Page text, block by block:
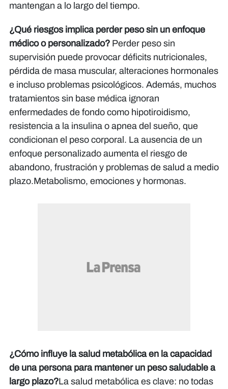
mantengan a lo largo del tiempo.
¿Qué riesgos implica perder peso sin un enfoque
médico o personalizado? Perder peso sin
supervisión puede provocar déficits nutricionales,
pérdida de masa muscular, alteraciones hormonales
e incluso problemas psicológicos. Además, muchos
tratamientos sin base médica ignoran
enfermedades de fondo como hipotiroidismo,
resistencia a la insulina o apnea del sueño, que
condicionan el peso corporal. La ausencia de un
enfoque personalizado aumenta el riesgo de
abandono, frustración y problemas de salud a medio
plazo.Metabolismo, emociones y hormonas.
¿Cómo influye la salud metabólica en la capacidad
de una persona para mantener un peso saludable a
largo plazo?La salud metabólica es clave: no todas